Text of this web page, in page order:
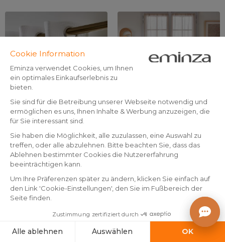
By Eminza
Gardine Leinen-Optik mit
Ösen (180 x 240 cm) Luca
Weiß
Auf Lager (9)
-50% 12.50 24.99
In den Warenkorb
By Eminza
Paar Vorhänge mit
Schlaufen (70 x 200 cm)
Arthur Beige
Auf Lager
-23% 9. 99 12.99
In den Warenkorb